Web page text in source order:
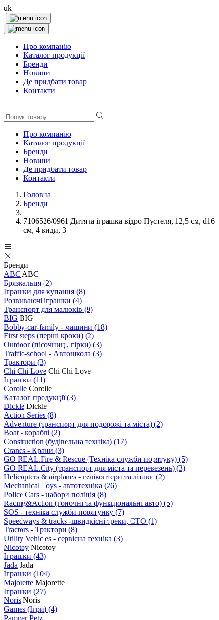
uk
Про компанію
Каталог продукції
Бренди
Новини
Де придбати товар
Контакти
Про компанію
Каталог продукції
Бренди
Новини
Де придбати товар
Контакти
Головна
Бренди
7106526/0961 Дитяча іграшка відро Пустеля, 12,5 см, d16
см, 4 види, 3+
Бренди
ABC ABC
Брязкальця (2)
Іграшки для купання (8)
Розвиваючі іграшки (4)
Транспорт для малюків (9)
BIG BIG
Bobby-car-family - машини (18)
First steps (перші кроки) (2)
Outdoor (пісочниці, гірки) (3)
Traffic-school - Автошкола (3)
Трактори (3)
Chi Chi Love Chi Chi Love
Іграшки (11)
Corolle Corolle
Каталог продукції(3)
Dickie Dickie
Action Series (8)
Adventure (транспорт для подорожі та міста) (2)
Boat - кораблі (2)
Construction (будівельна техніка) (17)
Cranes - Крани (3)
GO REAL.Fire & Rescue (Техніка служби порятуку) (5)
GO REAL.City (транспорт для міста та перевезень) (3)
Helicopters & airplanes - гелікоптери та літаки (2)
Mechanical Toys - автотехніка (26)
Police Cars - набори поліція (8)
Racing&Action (гоночні та функціональні авто) (5)
SOS - техніка служби порятунку (7)
Speedways & tracks -швидкісні треки, СТО (1)
Tractors - Трактори (8)
Utility Vehicles - сервісна техніка (3)
Nicotoy Nicotoy
Іграшки (43)
Jada Jada
Іграшки (104)
Majorette Majorette
Іграшки (27)
Noris Noris
Games (Ігри) (4)
Pamper Petz